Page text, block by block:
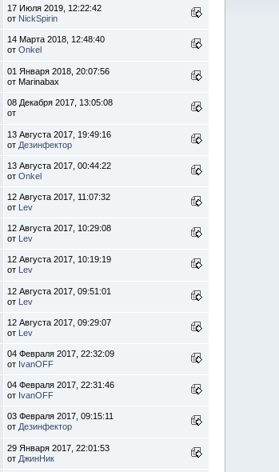
17 Июля 2019, 12:22:42
от NickSpirin
14 Марта 2018, 12:48:40
отOnkel
01 Января 2018, 20:07:56
от Marinabax
08 Декабря 2017, 13:05:08
от
13 Августа 2017, 19:49:16
от Дезинфектор
13 Августа 2017, 00:44:22
отOnkel
12 Августа 2017, 11:07:32
от Lev
12 Августа 2017, 10:29:08
от Lev
12 Августа 2017, 10:19:19
от Lev
12 Августа 2017, 09:51:01
от Lev
12 Августа 2017, 09:29:07
от Lev
04 Февраля 2017, 22:32:09
от IvanOFF
04 Февраля 2017, 22:31:46
от IvanOFF
03 Февраля 2017, 09:15:11
от Дезинфектор
29 Января 2017, 22:01:53
от ДжинНик